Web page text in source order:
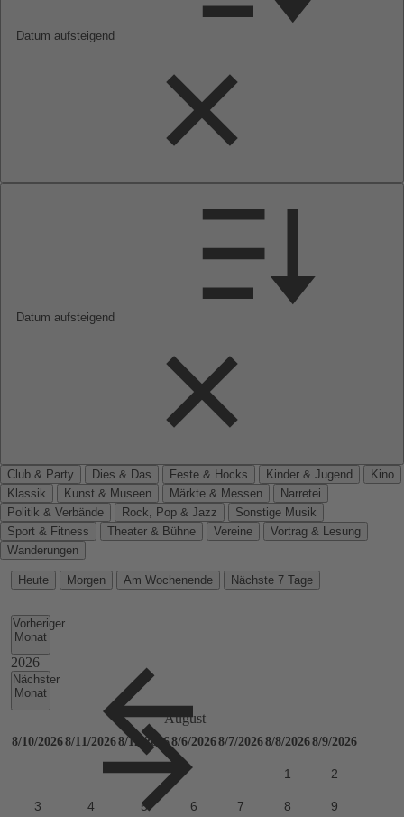
Datum aufsteigend
Datum aufsteigend
Club & Party Dies & Das Feste & Hocks Kinder & Jugend
Kino
Klassik
Kunst & Museen Märkte & Messen
Narretei
Politik & Verbände
Rock, Pop & Jazz
Sonstige Musik
Sport & Fitness
Theater & Bühne Vereine
Vortrag & Lesung
Wanderungen
Heute Morgen Am Wochenende Nächste 7 Tage
Vorheriger
Monat
Nächster
Monat